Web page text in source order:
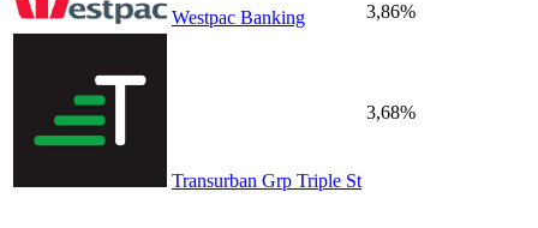
Westpac Banking 3,86%
Transurban Grp Triple St
3,68%